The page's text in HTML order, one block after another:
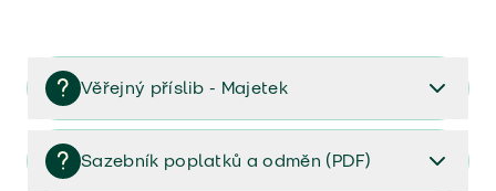
Věřejný příslib - Majetek
Věřejný příslib majetek 2023
Sazebník poplatků a odměn (PDF)